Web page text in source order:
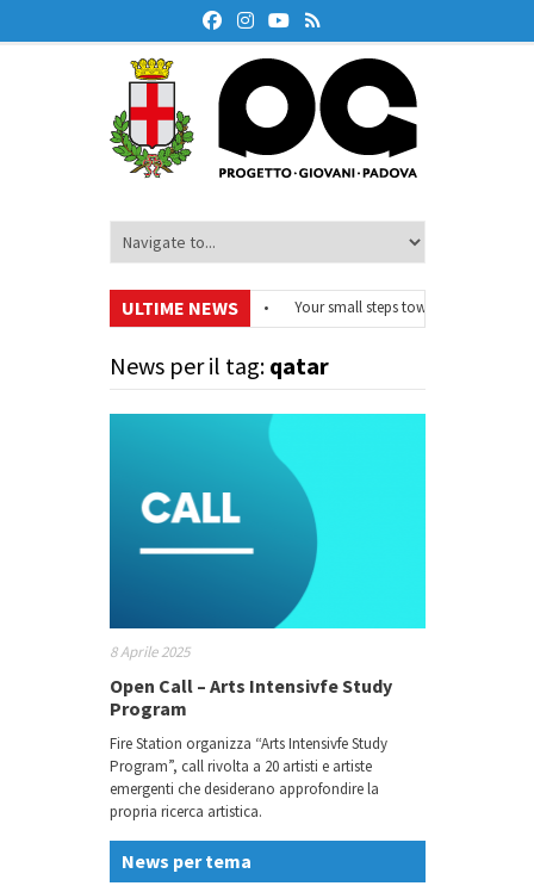
ULTIME NEWS
#EurodeskOnAir – Ciclo di webinar
Your small steps towards
finanziaria
• Oxford Debate Lab – Borse di studio 2026/27
News per il tag: qatar
8 Aprile 2025
Open Call – Arts Intensivfe Study
Program
Fire Station organizza “Arts Intensivfe Study
Program”, call rivolta a 20 artisti e artiste
emergenti che desiderano approfondire la
propria ricerca artistica.
News per tema